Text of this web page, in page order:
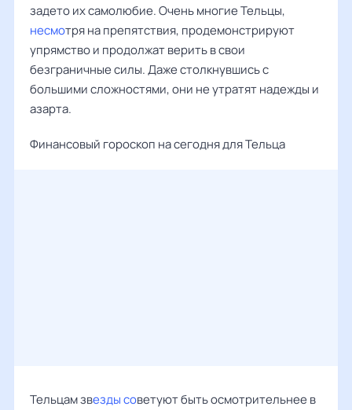
задето их самолюбие. Очень многие Тельцы,
несмотря на препятствия, продемонстрируют
упрямство и продолжат верить в свои
безграничные силы. Даже столкнувшись с
большими сложностями, они не утратят надежды и
азарта.
Финансовый гороскоп на сегодня для Тельца
Тельцам звезды советуют быть осмотрительнее в